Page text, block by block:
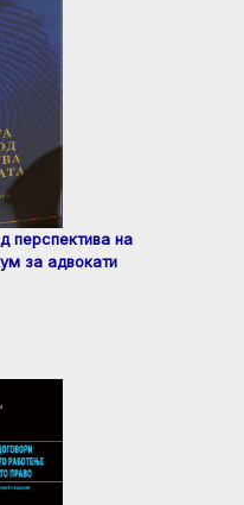
перспектива на
за адвокати